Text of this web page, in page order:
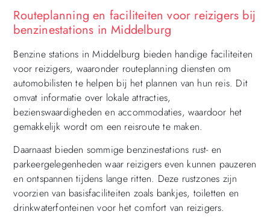
Routeplanning en faciliteiten voor reizigers bij
benzinestations in Middelburg
Benzine stations in Middelburg bieden handige faciliteiten
voor reizigers, waaronder routeplanning diensten om
automobilisten te helpen bij het plannen van hun reis. Dit
omvat informatie over lokale attracties,
bezienswaardigheden en accommodaties, waardoor het
gemakkelijk wordt om een ​​reisroute te maken.
Daarnaast bieden sommige benzinestations rust- en
parkeergelegenheden waar reizigers even kunnen pauzeren
en ontspannen tijdens lange ritten. Deze rustzones zijn
voorzien van basisfaciliteiten zoals bankjes, toiletten en
drinkwaterfonteinen voor het comfort van reizigers.